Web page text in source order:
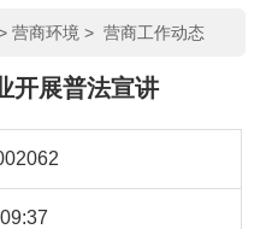
营商环境 > 营商工作动态
开展普法宣讲